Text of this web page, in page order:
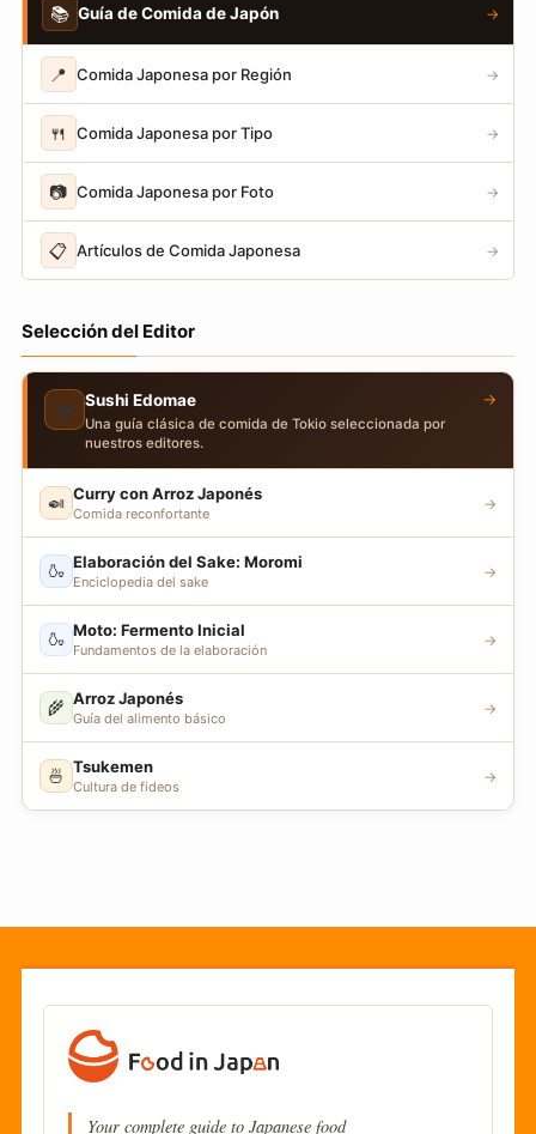
📚 Guía de Comida de Japón →
📍 Comida Japonesa por Región →
🍴 Comida Japonesa por Tipo →
📷 Comida Japonesa por Foto →
📋 Artículos de Comida Japonesa →
Selección del Editor
🍣 Sushi Edomae
Una guía clásica de comida de Tokio seleccionada por
nuestros editores.
→
🍛 Curry con Arroz Japonés
Comida reconfortante
→
🍶 Elaboración del Sake: Moromi
Enciclopedia del sake
→
🍶 Moto: Fermento Inicial
Fundamentos de la elaboración
→
🌾 Arroz Japonés
Guía del alimento básico
→
🍜 Tsukemen
Cultura de fideos
→
Your complete guide to Japanese food